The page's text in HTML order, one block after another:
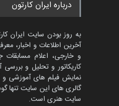
کارتون
بیست
مهلت 8 روز دیگر
درباره ایران کارتون
به روز بودن سایت ایران
آخرین اطلاعات و اخبار،
و خارجی، اعلام مسابقات
کاریکاتور و تحلیل و بررسی
نمایش فیلم های آموزشی و
گالری های این سایت تنها
سایت هنری است.